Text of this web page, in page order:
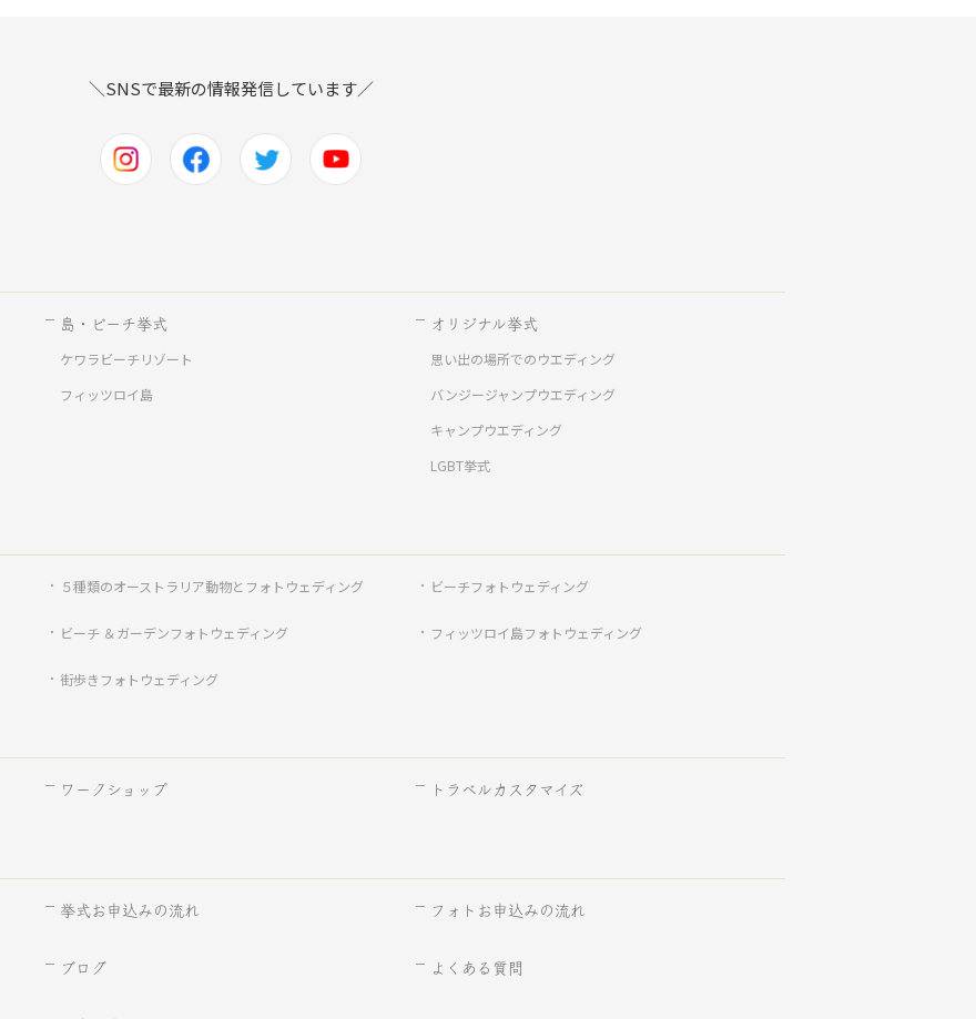
＼SNSで最新の情報発信しています／
島・ビーチ挙式
ケワラビーチリゾート
フィッツロイ島
オリジナル挙式
思い出の場所でのウエディング
バンジージャンプウエディング
キャンプウエディング
LGBT挙式
５種類のオーストラリア動物とフォトウェディング ビーチフォトウェディング
ビーチ ＆ガーデンフォトウェディング フィッツロイ島フォトウェディング
街歩きフォトウェディング
ワークショップ トラベルカスタマイズ
挙式お申込みの流れ フォトお申込みの流れ
ブログ よくある質問